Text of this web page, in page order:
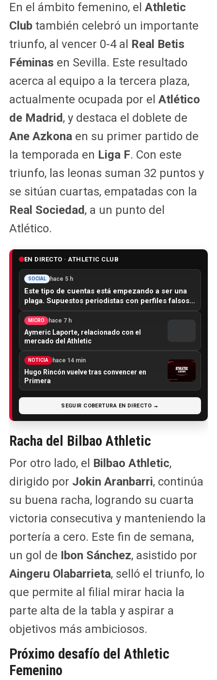
En el ámbito femenino, el Athletic
Clubtambién celebró un importante
triunfo, al vencer 0-4 al Real Betis
Féminas en Sevilla. Este resultado
acerca al equipo a la tercera plaza,
actualmente ocupada por el Atlético
de Madrid, y destaca el doblete de
Ane Azkonaen su primer partido de
la temporada en Liga F. Con este
triunfo, las leonas suman 32 puntos y
se sitúan cuartas, empatadas con la
Real Sociedad, a un punto del
Atlético.
EN DIRECTO · ATHLETIC CLUB
SOCIAL hace 5 h
Este tipo de cuentas está empezando a ser una
plaga. Supuestos periodistas con perfiles falsos…
MICRO hace 7 h
Aymeric Laporte, relacionado con el
mercado del Athletic
NOTICIA hace 14 min
Hugo Rincón vuelve tras convencer en
Primera
SEGUIR COBERTURA EN DIRECTO →
Racha del Bilbao Athletic
Por otro lado, el Bilbao Athletic,
dirigido por Jokin Aranbarri, continúa
su buena racha, logrando su cuarta
victoria consecutiva y manteniendo la
portería a cero. Este fin de semana,
un gol de Ibon Sánchez, asistido por
Aingeru Olabarrieta, selló el triunfo, lo
que permite al filial mirar hacia la
parte alta de la tabla y aspirar a
objetivos más ambiciosos.
Próximo desafío del Athletic
Femenino